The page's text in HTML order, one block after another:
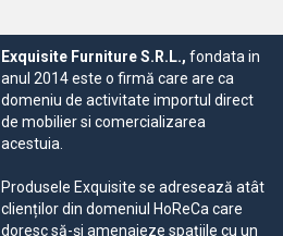
Exquisite Furniture S.R.L.,fondata in
anul 2014 este o firmă care are ca
domeniu de activitate importul direct
de mobilier si comercializarea
acestuia.
Produsele Exquisite se adresează atât
clienților din domeniul HoReCa care
doresc să-și amenajeze spațiile cu un